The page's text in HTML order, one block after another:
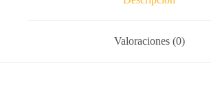
Valoraciones (0)